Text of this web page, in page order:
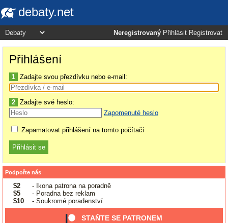
debaty.net
Neregistrovaný Přihlásit Registrovat
Přihlášení
1 Zadajte svou přezdívku nebo e-mail:
2 Zadajte své heslo:
Zapomenuté heslo
Zapamatovat přihlášení na tomto počítači
Podpořte nás
$2
- Ikona patrona na poradně
$5
- Poradna bez reklam
$10
- Soukromé poradenství
STAŇTE SE PATRONEM